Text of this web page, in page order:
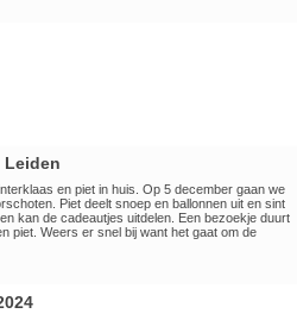
Leiden
en piet in huis. Op 5 december gaan we
Piet deelt snoep en ballonnen uit en sint
kan de cadeautjes uitdelen. Een bezoekje duurt
piet. Weers er snel bij want het gaat om de